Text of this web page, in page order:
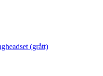
(grått)